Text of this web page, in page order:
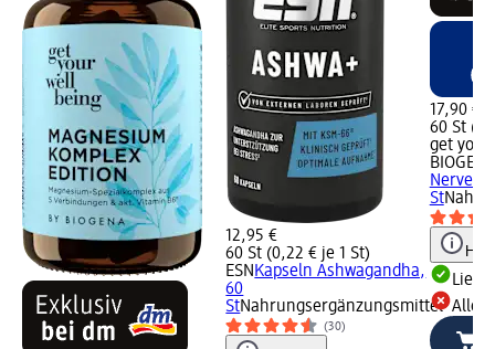
12,95 €
60 St (0,22 € je 1 St)
ESN Kapseln Ashwagandha,
60
StNahrungsergänzungsmittel
(30)
17,90 €
60 St
get your
BIOGENA
Nerven
St
Alle